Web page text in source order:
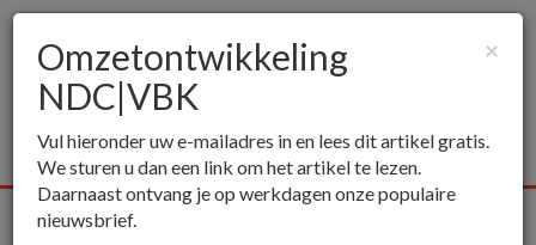
Alle media
×
Omzetontwikkeling
NDC|VBK
Vul hieronder uw e-mailadres in en lees dit artikel gratis.
We sturen u dan een link om het artikel te lezen.
Daarnaast ontvang je op werkdagen onze populaire
nieuwsbrief.